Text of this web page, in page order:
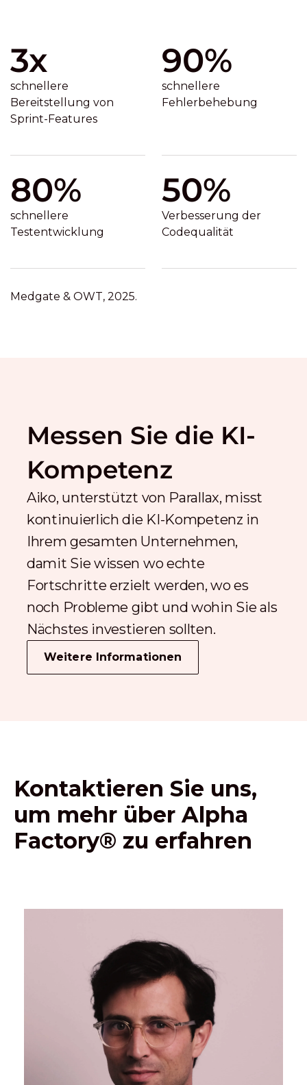
3x
schnellere
Bereitstellung von
Sprint-Features
90%
schnellere
Fehlerbehebung
80%
schnellere
Testentwicklung
50%
Verbesserung der
Codequalität
Medgate & OWT, 2025.
Messen Sie die KI-
Kompetenz
Aiko, unterstützt von Parallax, misst
kontinuierlich die KI-Kompetenz in
Ihrem gesamten Unternehmen,
damit Sie wissen wo echte
Fortschritte erzielt werden, wo es
noch Probleme gibt und wohin Sie als
Nächstes investieren sollten.
Weitere Informationen
Kontaktieren Sie uns,
um mehr über Alpha
Factory® zu erfahren